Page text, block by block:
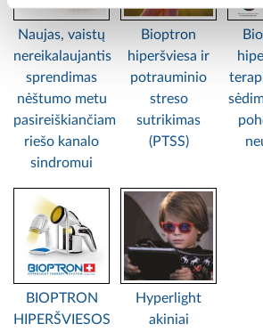
Naujas, vaistų
nereikalaujantis
sprendimas
nėštumo metu
pasireiškiančiam
riešo kanalo
sindromui
Bioptron
hiperšviesa ir
potrauminio
streso
sutrikimas
(PTSS)
BIOPTRON
HIPERŠVIESOS
Hyperlight
akiniai